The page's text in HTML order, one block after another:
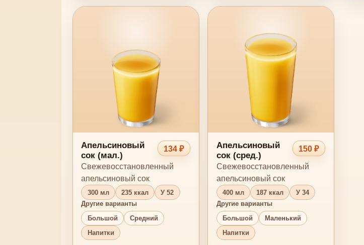
Апельсиновый
сок (мал.)
134 ₽
Свежевосстановленный
апельсиновый сок
300 мл 235 ккал
У 52
Другие варианты
Большой
Средний
Напитки
Апельсиновый
сок (сред.)
150 ₽
Свежевосстановленный
апельсиновый сок
400 мл 187 ккал
У 34
Другие варианты
Большой
Маленький
Напитки